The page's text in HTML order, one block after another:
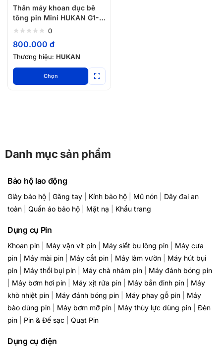
Thân máy khoan đục bê
tông pin Mini HUKAN G1-
KBC17
0
800.000 đ
Thương hiệu: HUKAN
Chọn
Danh mục sản phẩm
Bảo hộ lao động
Giày bảo hộ Găng tay Kính bảo hộ Mũ nón
Dây đai an
toàn
Quần áo bảo hộ Mặt nạ Khẩu trang
Dụng cụ Pin
Khoan pin Máy vặn vít pin Máy siết bu lông pin
Máy cưa
pin
Máy mài pin Máy cắt pin Máy làm vườn
Máy hút bụi
pin
Máy thổi bụi pin Máy chà nhám pin
Máy đánh bóng pin
Máy bơm hơi pin Máy xịt rửa pin Máy bắn đinh pin
Máy
khò nhiệt pin
Máy đánh bóng pin Máy phay gỗ pin
Máy
bào dùng pin
Máy bơm mỡ pin Máy thủy lực dùng pin
Đèn
pin
Pin & Đế sạc Quạt Pin
Dụng cụ điện